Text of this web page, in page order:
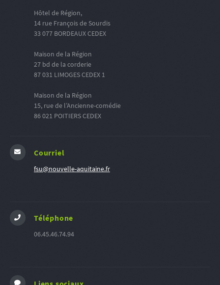
Hôtel de Région,
14 rue François de Sourdis
33 077 BORDEAUX CEDEX
Maison de la Région
27 bd de la corderie
87 031 LIMOGES CEDEX 1
Maison de la Région
15, rue de l’Ancienne-comédie
86 021 POITIERS CEDEX
Courriel
fsu@nouvelle-aquitaine.fr
Téléphone
06.45.46.74.94